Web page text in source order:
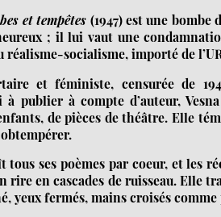
et tempêtes (1947) est une
; il lui vaut une
réalisme-socialisme, importé de
et féministe, censurée de
à publier à compte d’auteur,
de pièces de théâtre. Elle
tous ses poèmes par coeur, et les
en cascades de ruisseau. Elle
yeux fermés, mains croisés